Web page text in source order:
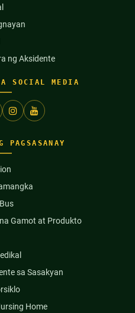
ng Aksidente
SOCIAL MEDIA
PAGSASANAY
Gamot at Produkto
sa Sasakyan
Home